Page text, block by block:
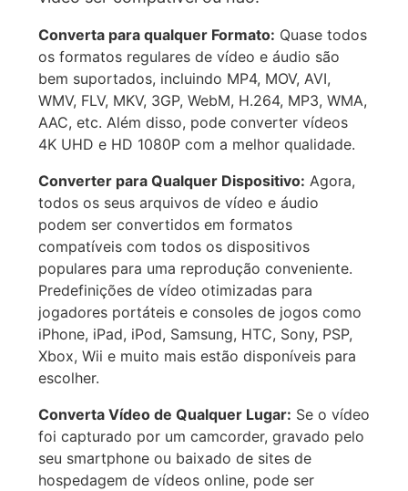
Converta para qualquer Formato: Quase todos
os formatos regulares de vídeo e áudio são
bem suportados, incluindo MP4, MOV, AVI,
WMV, FLV, MKV, 3GP, WebM, H.264, MP3, WMA,
AAC, etc. Além disso, pode converter vídeos
4K UHD e HD 1080P com a melhor qualidade.
Converter para Qualquer Dispositivo: Agora,
todos os seus arquivos de vídeo e áudio
podem ser convertidos em formatos
compatíveis com todos os dispositivos
populares para uma reprodução conveniente.
Predefinições de vídeo otimizadas para
jogadores portáteis e consoles de jogos como
iPhone, iPad, iPod, Samsung, HTC, Sony, PSP,
Xbox, Wii e muito mais estão disponíveis para
escolher.
Converta Vídeo de Qualquer Lugar: Se o vídeo
foi capturado por um camcorder, gravado pelo
seu smartphone ou baixado de sites de
hospedagem de vídeos online, pode ser